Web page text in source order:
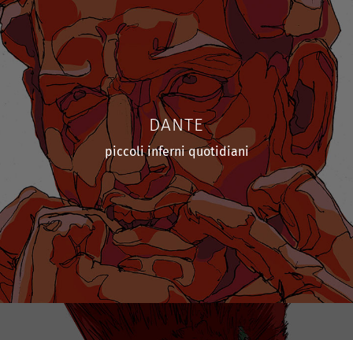
DANTE
piccoli inferni quotidiani